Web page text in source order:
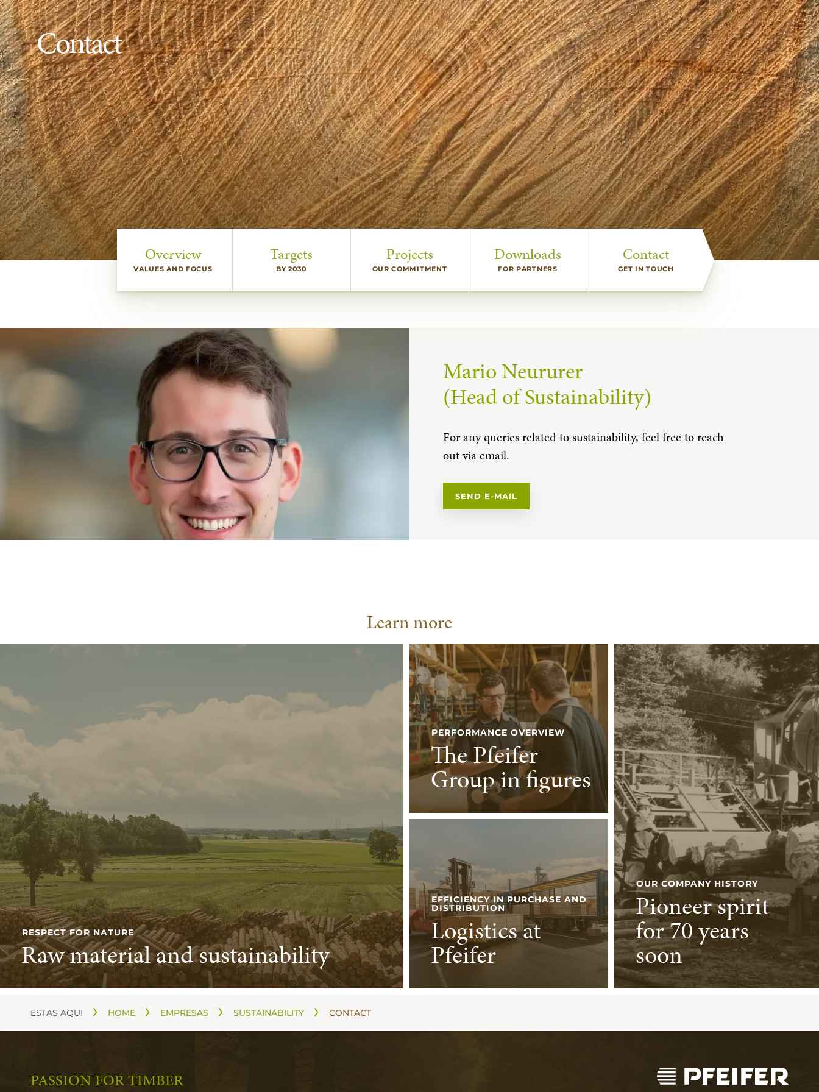
Contact
Overview
VALUES AND FOCUS
Targets
BY 2030
Projects
OUR COMMITMENT
Downloads
FOR PARTNERS
Contact
GET IN TOUCH
Mario Neururer
(Head of Sustainability)
For any queries related to sustainability, feel free to reach
out via email.
SEND E-MAIL
Learn more
RESPECT FOR NATURE
Raw material and sustainability
PERFORMANCE OVERVIEW
The Pfeifer
Group in figures
EFFICIENCY IN PURCHASE AND
DISTRIBUTION
Logistics at
Pfeifer
OUR COMPANY HISTORY
Pioneer spirit
for 70 years
soon
ESTAS AQUI HOME EMPRESAS SUSTAINABILITY CONTACT
PASSION FOR TIMBER